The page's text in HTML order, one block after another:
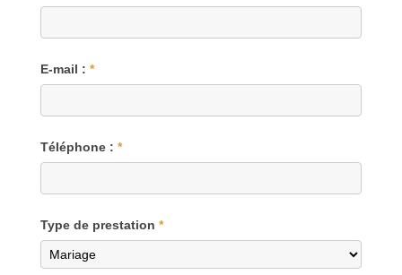
E-mail : *
Téléphone : *
Type de prestation *